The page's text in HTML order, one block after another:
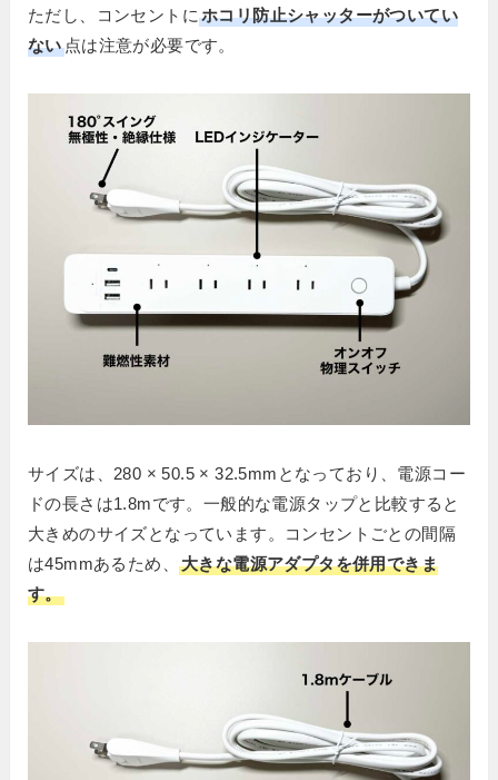
ただし、コンセントに ホコリ防止シャッターがついてい
ない点は注意が必要です。
サイズは、280 × 50.5 × 32.5mmとなっており、電源コー
ドの長さは1.8mです。一般的な電源タップと比較すると
大きめのサイズとなっています。コンセントごとの間隔
は45mmあるため、
大きな電源アダプタを併用できま
す。